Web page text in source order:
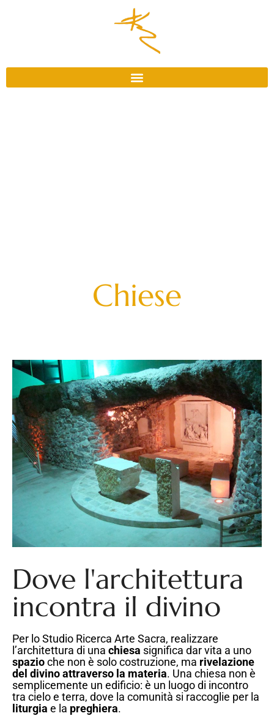
Chiese
Dove l'architettura
incontra il divino
Per lo Studio Ricerca Arte Sacra, realizzare
l’architettura di una chiesa significa dar vita a uno
spazioche non è solo costruzione, ma rivelazione
del divinoattraverso la materia. Una chiesa non è
semplicemente un edificio: è un luogo di incontro
tra cielo e terra, dove la comunità si raccoglie per la
liturgia e la preghiera.